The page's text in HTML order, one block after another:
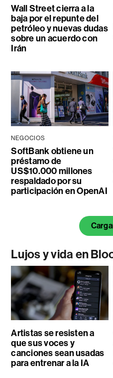
Wall Street cierra a la
baja por el repunte del
petróleo y nuevas dudas
sobre un acuerdo con
Irán
NEGOCIOS
SoftBank obtiene un
préstamo de
US$10.000 millones
respaldado por su
participación en OpenAI
Lujos y vida en
Artistas se resisten a
que sus voces y
canciones sean usadas
para entrenar a la IA